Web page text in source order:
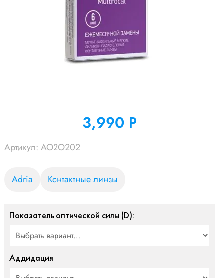
3,990 Р
Артикул: AO2O202
Adria Контактные линзы
Показатель оптической силы (D):
Аддидация